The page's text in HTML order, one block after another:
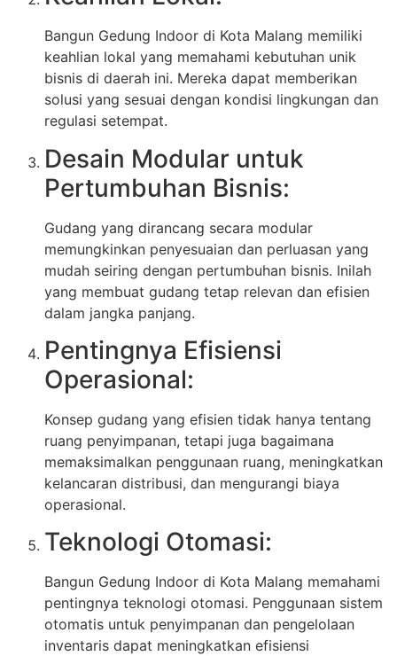
Bangun Gedung Indoor di Kota Malang memiliki
keahlian lokal yang memahami kebutuhan unik
bisnis di daerah ini. Mereka dapat memberikan
solusi yang sesuai dengan kondisi lingkungan dan
regulasi setempat.
Desain Modular untuk
Pertumbuhan Bisnis:
Gudang yang dirancang secara modular
memungkinkan penyesuaian dan perluasan yang
mudah seiring dengan pertumbuhan bisnis. Inilah
yang membuat gudang tetap relevan dan efisien
dalam jangka panjang.
Pentingnya Efisiensi
Operasional:
Konsep gudang yang efisien tidak hanya tentang
ruang penyimpanan, tetapi juga bagaimana
memaksimalkan penggunaan ruang, meningkatkan
kelancaran distribusi, dan mengurangi biaya
operasional.
Teknologi Otomasi:
Bangun Gedung Indoor di Kota Malang memahami
pentingnya teknologi otomasi. Penggunaan sistem
otomatis untuk penyimpanan dan pengelolaan
inventaris dapat meningkatkan efisiensi